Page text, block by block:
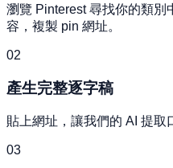
瀏覽 Pinterest 尋找你的類別
容，複製 pin 網址。
02
產生完整逐字稿
貼上網址，讓我們的 AI 提取
03